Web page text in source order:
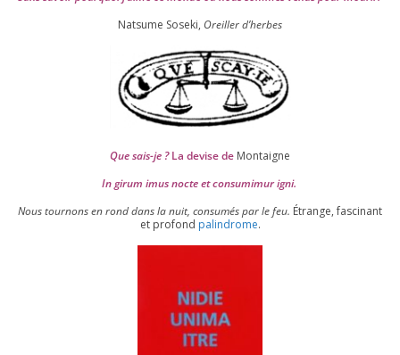
Natsume Soseki, Oreiller d’herbes
Que sais-je ?La devise de Montaigne
In girum imus nocte et consu­mi­mur igni.
Nous tour­nons en rond dans la nuit, consu­més par le feu. Étrange, fas­ci­nant
et pro­fond palin­drome.